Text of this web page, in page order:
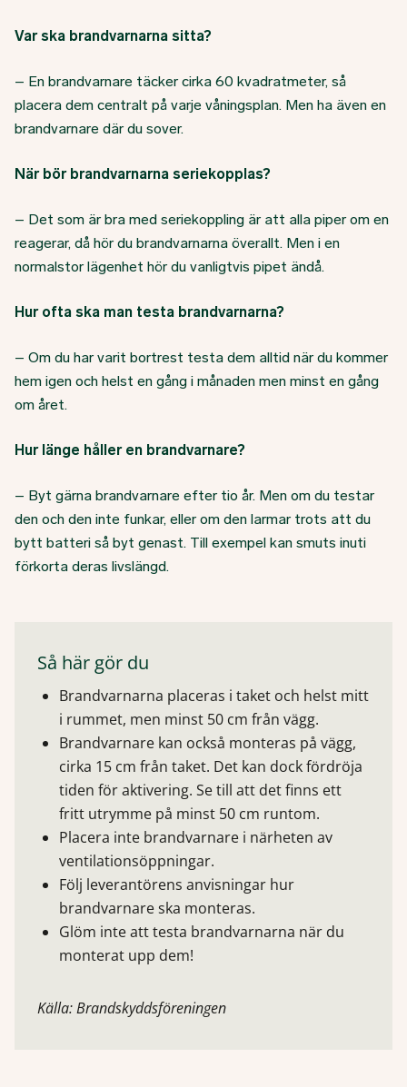
Var ska brandvarnarna sitta?
– En brandvarnare täcker cirka 60 kvadratmeter, så
placera dem centralt på varje våningsplan. Men ha även en
brandvarnare där du sover.
När bör brandvarnarna seriekopplas?
– Det som är bra med seriekoppling är att alla piper om en
reagerar, då hör du brandvarnarna överallt. Men i en
normalstor lägenhet hör du vanligtvis pipet ändå.
Hur ofta ska man testa brandvarnarna?
– Om du har varit bortrest testa dem alltid när du kommer
hem igen och helst en gång i månaden men minst en gång
om året.
Hur länge håller en brandvarnare?
– Byt gärna brandvarnare efter tio år. Men om du testar
den och den inte funkar, eller om den larmar trots att du
bytt batteri så byt genast. Till exempel kan smuts inuti
förkorta deras livslängd.
Så här gör du
Brandvarnarna placeras i taket och helst mitt
i rummet, men minst 50 cm från vägg.
Brandvarnare kan också monteras på vägg,
cirka 15 cm från taket. Det kan dock fördröja
tiden för aktivering. Se till att det finns ett
fritt utrymme på minst 50 cm runtom.
Placera inte brandvarnare i närheten av
ventilationsöppningar.
Följ leverantörens anvisningar hur
brandvarnare ska monteras.
Glöm inte att testa brandvarnarna när du
monterat upp dem!
Källa: Brandskyddsföreningen